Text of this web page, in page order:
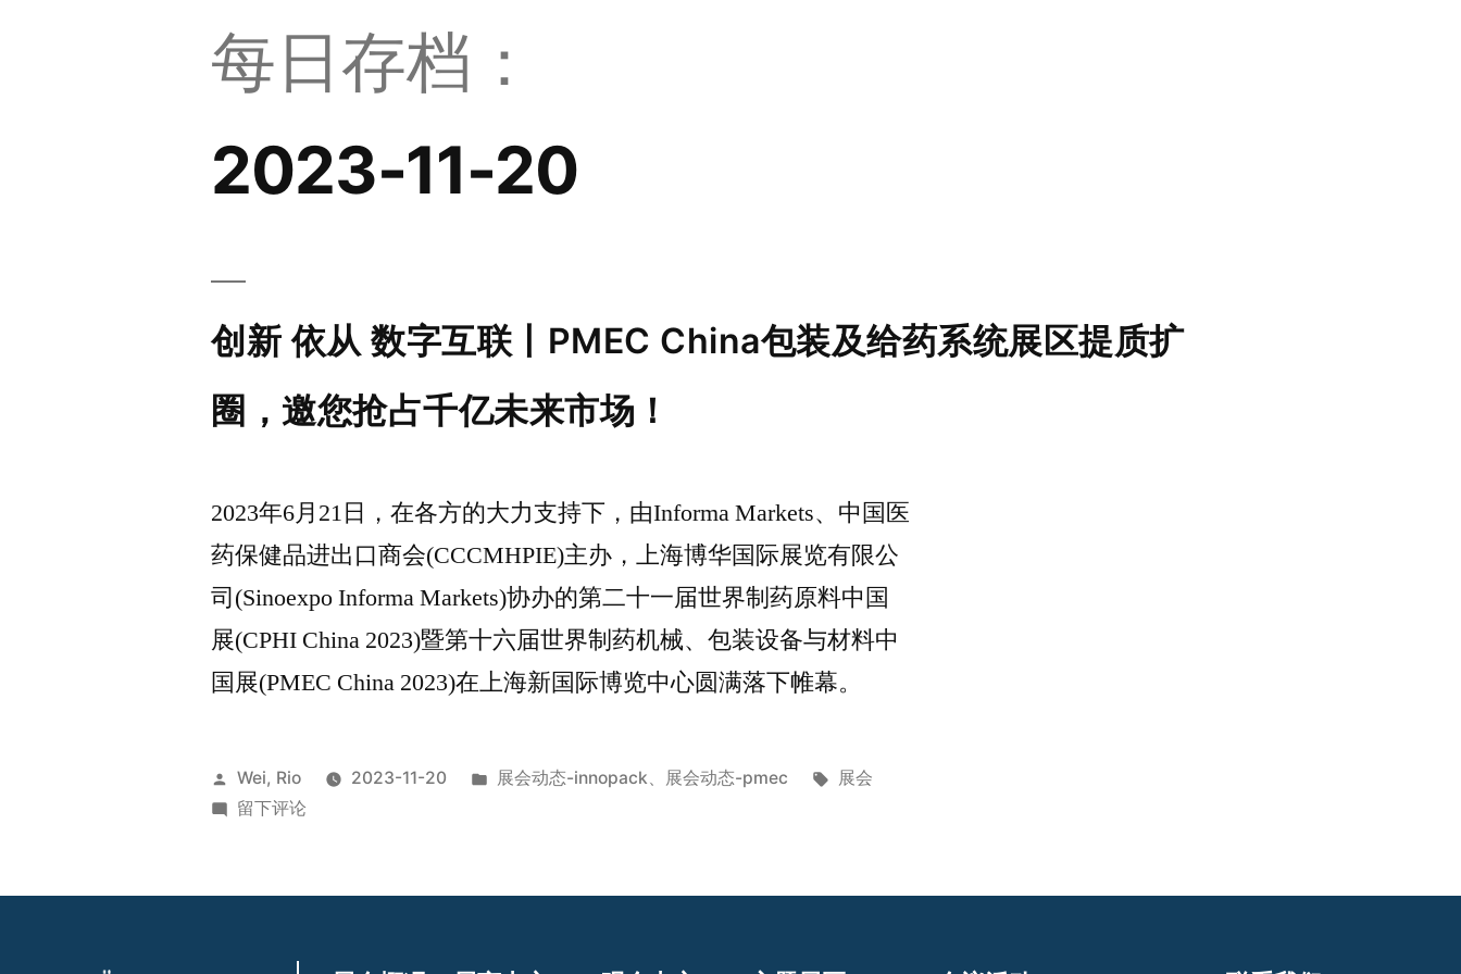
每日存档：
2023-11-20
创新 依从 数字互联丨PMEC China包装及给药系统展区提质扩
圈，邀您抢占千亿未来市场！
2023年6月21日，在各方的大力支持下，由Informa Markets、中国医
药保健品进出口商会(CCCMHPIE)主办，上海博华国际展览有限公
司(Sinoexpo Informa Markets)协办的第二十一届世界制药原料中国
展(CPHI China 2023)暨第十六届世界制药机械、包装设备与材料中
国展(PMEC China 2023)在上海新国际博览中心圆满落下帷幕。
Wei, Rio 2023-11-20 展会动态-innopack、 展会动态-pmec
展会
留下评论